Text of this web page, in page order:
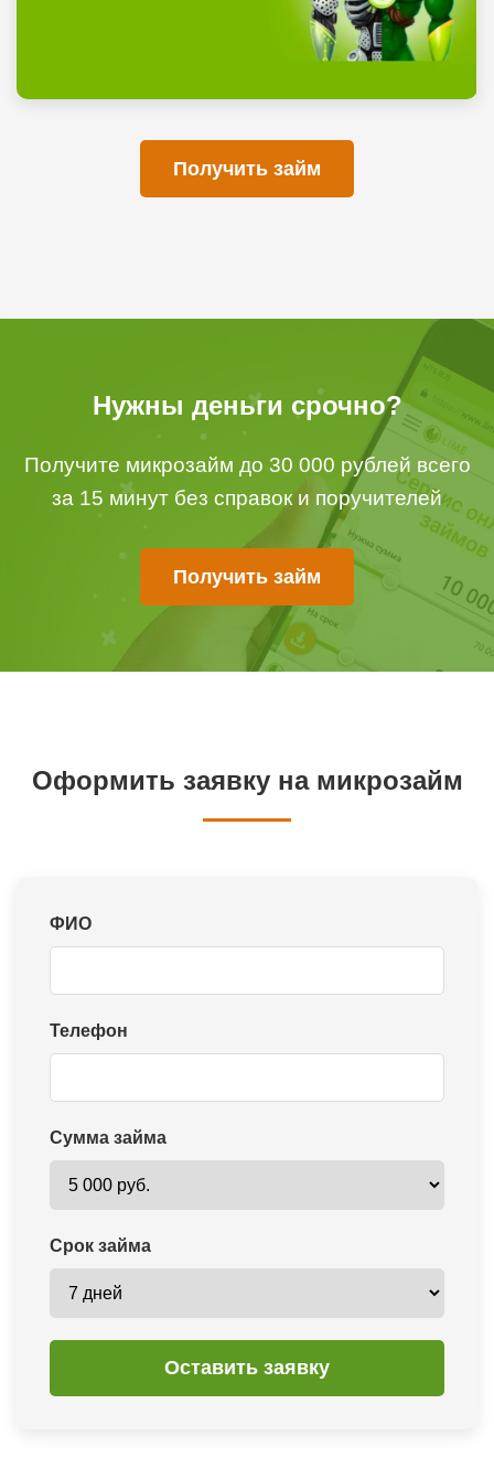
Получить займ
Нужны деньги срочно?
Получите микрозайм до 30 000 рублей всего
за 15 минут без справок и поручителей
Получить займ
Оформить заявку на микрозайм
ФИО
Телефон
Сумма займа
Срок займа
Оставить заявку